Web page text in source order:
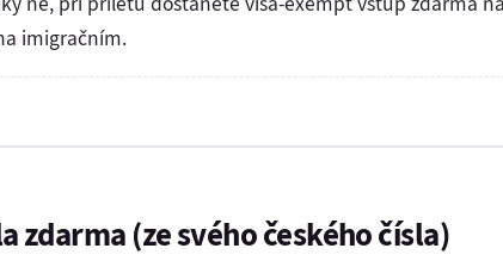
imigračním.
zdarma (ze svého českého čísla)